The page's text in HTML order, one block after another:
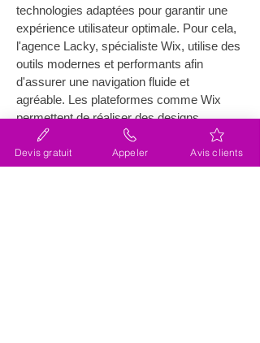
technologies adaptées pour garantir une
expérience utilisateur optimale. Pour cela,
l'agence Lacky, spécialiste Wix, utilise des
outils modernes et performants afin
d'assurer une navigation fluide et
agréable. Les plateformes comme Wix
permettent de réaliser des designs
attrayants tout en offrant une flexibilité
totale dans le développement des
fonctionnalités. Il est crucial d'optimiser le
Devis gratuit Appeler Avis clients